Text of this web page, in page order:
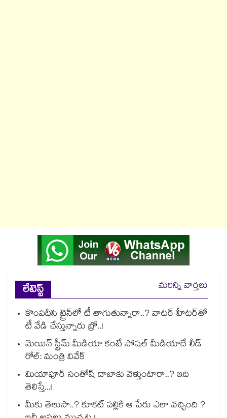
లేటెస్ట్
మరిన్ని వార్తలు
కొంపదీసి ట్రైన్⁬లో టీ తాగుతున్నారా..? వాటర్ హీటర్⁭⁭తో
టీ వేడి చేస్తున్నారు బ్రో..!
మెయిన్ స్ట్రీమ్ మీడియా కంటే సోషల్ మీడియాదే లీడ్
రోల్: మంత్రి వివేక్
మియాపూర్ సంతోష్ దాబాకు వెళ్తుంటారా..? ఇది
తెలిస్తే...!
మీకు తెలుసా..? కూకట్ పల్లికి ఆ పేరు ఎలా వచ్చింది ?